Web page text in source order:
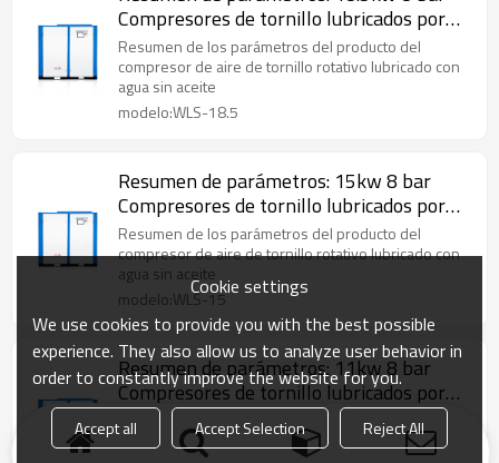
Compresores de tornillo lubricados por
agua 0.7/0.8/1.0/1.25 MPa
Resumen de los parámetros del producto del
compresor de aire de tornillo rotativo lubricado con
agua sin aceite
modelo:WLS-18.5
Resumen de parámetros: 15kw 8 bar
Compresores de tornillo lubricados por
agua 0.7/0.8/1.0/1.25 MPa
Resumen de los parámetros del producto del
compresor de aire de tornillo rotativo lubricado con
agua sin aceite
modelo:WLS-15
Resumen de parámetros: 11kw 8 bar
Compresores de tornillo lubricados por
agua 0.7/0.8/1.0/1.25 MPa
Resumen de los parámetros del producto del
compresor de aire de tornillo rotativo lubricado con
Cookie settings
We use cookies to provide you with the best possible
experience. They also allow us to analyze user behavior in
order to constantly improve the website for you.
Accept all Accept Selection
Reject All